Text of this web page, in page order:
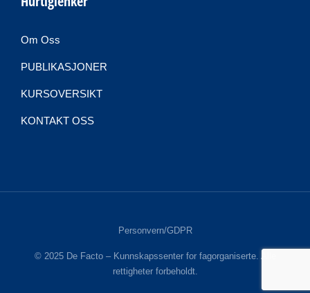
Om Oss
PUBLIKASJONER
KURSOVERSIKT
KONTAKT OSS
© 2025 De Facto – Kunnskapssenter for fagorganiserte. Alle
rettigheter forbeholdt.
Personvern/GDPR